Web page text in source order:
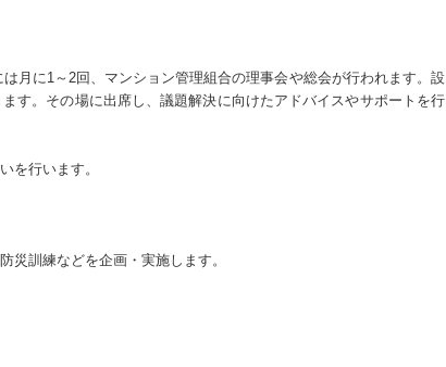
月に1～2回、マンション管理組合の理事会や総会が行われます。設
す。その場に出席し、議題解決に向けたアドバイスやサポートを行
を行います。
災訓練などを企画・実施します。